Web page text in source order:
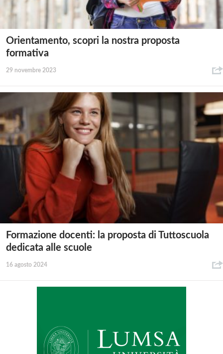
Orientamento, scopri la nostra proposta
formativa
29 novembre 2023
Formazione docenti: la proposta di Tuttoscuola
dedicata alle scuole
16 agosto 2024